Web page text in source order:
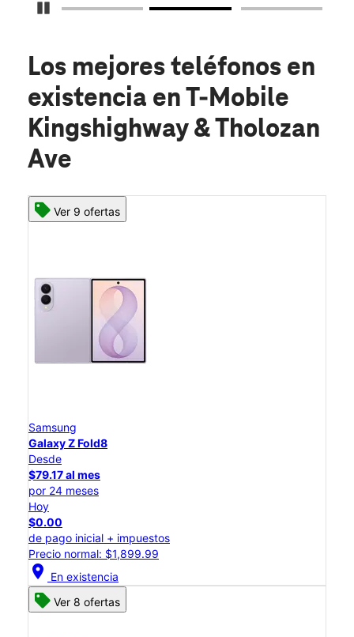
Detener carrusel
Los mejores teléfonos en
existencia en T-Mobile
Kingshighway & Tholozan
Ave
Ver 9 ofertas
Samsung
Galaxy Z Fold8
Desde
$79.17 al mes
por 24 meses
Hoy
$0.00
de pago inicial + impuestos
Precio normal: $1,899.99
location_on En existencia
Ver 8 ofertas